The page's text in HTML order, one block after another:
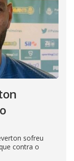
sofreu
contra o